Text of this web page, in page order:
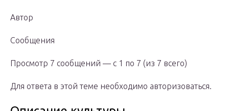
Автор
Сообщения
Просмотр 7 сообщений — с 1 по 7 (из 7 всего)
Для ответа в этой теме необходимо авторизоваться.